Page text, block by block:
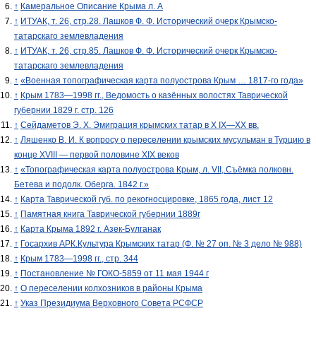
↑ Камеральное Описание Крыма л. А
↑ ИТУАК, т. 26, стр.28. Лашков Ф. Ф. Исторический очерк Крымско-
татарскаго землевладения
↑ ИТУАК, т. 26, стр.85. Лашков Ф. Ф. Исторический очерк Крымско-
татарскаго землевладения
↑ «Военная топографическая карта полуострова Крым … 1817-го года»
↑ Крым 1783—1998 гг., Ведомость о казённых волостях Таврической
губернии 1829 г. стр. 126
↑ Сейдаметов Э. Х. Эмиграция крымских татар в X IX—XX вв.
↑ Ляшенко В. И. К вопросу о переселении крымских мусульман в Турцию в
конце XVIII — первой половине ХIХ веков
↑ «Топографическая карта полуострова Крым, л. VII,.Съёмка полковн.
Бетева и подолк. Оберга. 1842 г.»
↑ Карта Таврической губ. по рекогносцировке, 1865 года, лист 12
↑ Памятная книга Таврической губернии 1889г
↑ Карта Крыма 1892 г. Азек-Булганак
↑ Госархив АРК.Культура Крымских татар (Ф. № 27 оп. № 3 дело № 988)
↑ Крым 1783—1998 гг., стр. 344
↑ Постановление № ГОКО-5859 от 11 мая 1944 г
↑ О переселении колхозников в районы Крыма
↑ Указ Президиума Верховного Совета РСФСР